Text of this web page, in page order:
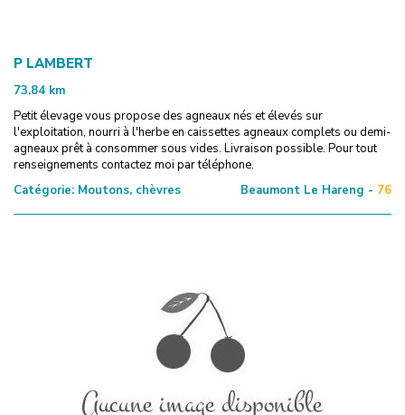
P LAMBERT
73.84 km
Petit élevage vous propose des agneaux nés et élevés sur
l'exploitation, nourri à l'herbe en caissettes agneaux complets ou demi-
agneaux prêt à consommer sous vides. Livraison possible. Pour tout
renseignements contactez moi par téléphone.
Catégorie: Moutons, chèvres Beaumont Le Hareng - 76